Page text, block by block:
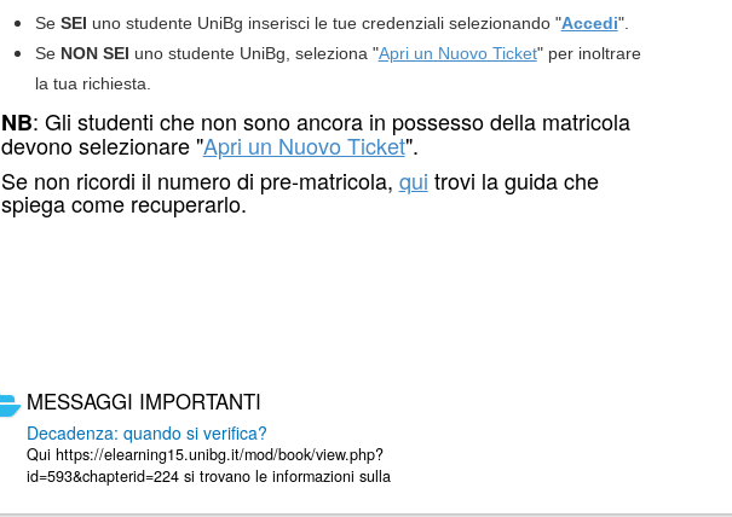
Se SEI uno studente UniBg inserisci le tue credenziali selezionando "Accedi".
Se NON SEI uno studente UniBg, seleziona "Apri un Nuovo Ticket" per inoltrare
la tua richiesta.
NB: Gli studenti che non sono ancora in possesso della matricola
devono selezionare "Apri un Nuovo Ticket".
Se non ricordi il numero di pre-matricola, qui trovi la guida che
spiega come recuperarlo.
MESSAGGI IMPORTANTI
Decadenza: quando si verifica?
Qui https://elearning15.unibg.it/mod/book/view.php?
id=593&chapterid=224 si trovano le informazioni sulla